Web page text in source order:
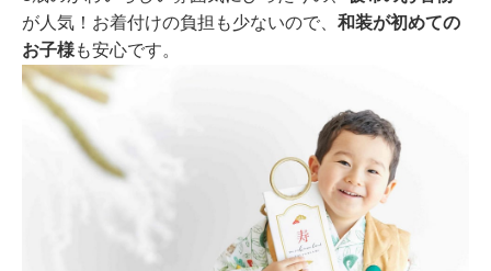
が人気！お着付けの負担も少ないので、 和装が初めての
お子様も安心です。